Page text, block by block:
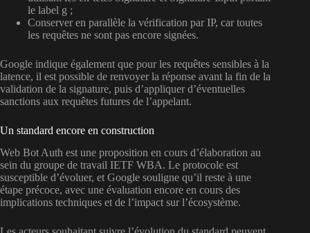
le label g ;
Conserver en parallèle la vérification par IP, car toutes
les requêtes ne sont pas encore signées.
Google indique également que pour les requêtes sensibles à la
latence, il est possible de renvoyer la réponse avant la fin de la
validation de la signature, puis d’appliquer d’éventuelles
sanctions aux requêtes futures de l’appelant.
Un standard encore en construction
Web Bot Auth est une proposition en cours d’élaboration au
sein du groupe de travail IETF WBA. Le protocole est
susceptible d’évoluer, et Google souligne qu’il reste à une
étape précoce, avec une évaluation encore en cours des
implications techniques et de l’impact sur l’écosystème.